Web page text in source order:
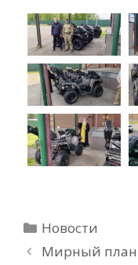
Рубрики
Новости
Мирный план